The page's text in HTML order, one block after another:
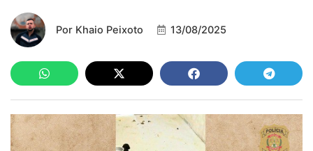
Por Khaio Peixoto 13/08/2025